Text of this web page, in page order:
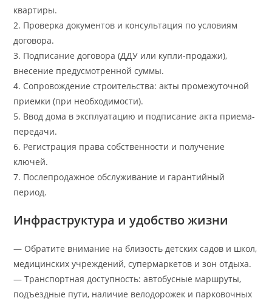
квартиры.
2. Проверка документов и консультация по условиям
договора.
3. Подписание договора (ДДУ или купли-продажи),
внесение предусмотренной суммы.
4. Сопровождение строительства: акты промежуточной
приемки (при необходимости).
5. Ввод дома в эксплуатацию и подписание акта приема-
передачи.
6. Регистрация права собственности и получение
ключей.
7. Послепродажное обслуживание и гарантийный
период.
Инфраструктура и удобство жизни
— Обратите внимание на близость детских садов и школ,
медицинских учреждений, супермаркетов и зон отдыха.
— Транспортная доступность: автобусные маршруты,
подъездные пути, наличие велодорожек и парковочных